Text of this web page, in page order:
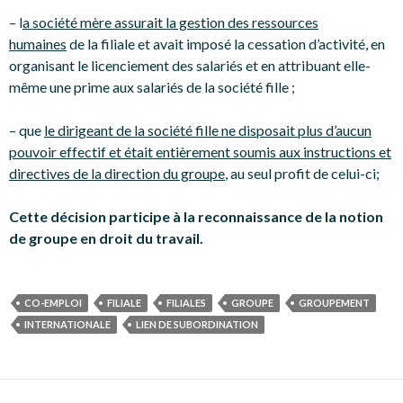
– la société mère assurait la gestion des ressources
humaines de la filiale et avait imposé la cessation d’activité, en
organisant le licenciement des salariés et en attribuant elle-
même une prime aux salariés de la société fille ;
– que le dirigeant de la société fille ne disposait plus d’aucun
pouvoir effectif et était entièrement soumis aux instructions et
directives de la direction du groupe, au seul profit de celui-ci;
Cette décision participe à la reconnaissance de la notion
de groupe en droit du travail.
CO-EMPLOI FILIALE FILIALES GROUPE
GROUPEMENT
INTERNATIONALE
LIEN DE SUBORDINATION